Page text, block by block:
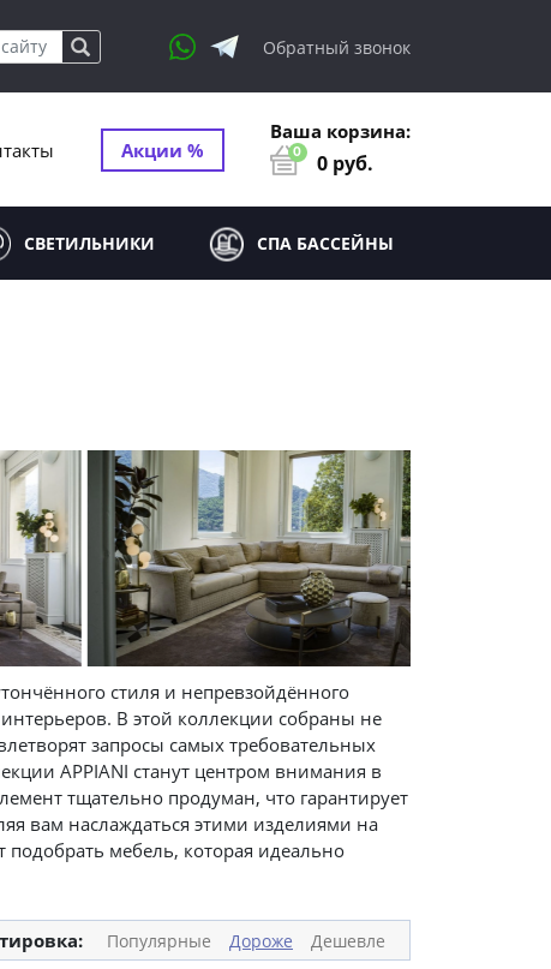
Обратный звонок
Акции %
Ваша корзина:
0 0 руб.
СВЕТИЛЬНИКИ СПА БАССЕЙНЫ
стиля и непревзойдённого
В этой коллекции собраны не
запросы самых требовательных
APPIANI станут центром внимания в
тщательно продуман, что гарантирует
вам наслаждаться этими изделиями на
мебель, которая идеально
Популярные Дороже Дешевле